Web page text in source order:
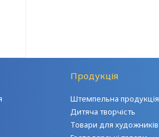
Продукція
Штемпельна продукція
Дитяча творчість
Товари для художників